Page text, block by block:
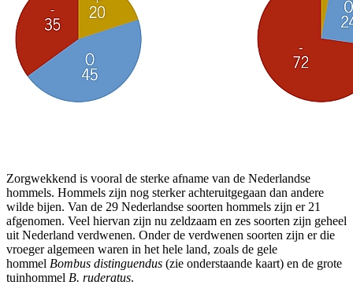
Zorgwekkend is vooral de sterke afname van de Nederlandse
hommels. Hommels zijn nog sterker achteruitgegaan dan andere
wilde bijen. Van de 29 Nederlandse soorten hommels zijn er 21
afgenomen. Veel hiervan zijn nu zeldzaam en zes soorten zijn geheel
uit Nederland verdwenen. Onder de verdwenen soorten zijn er die
vroeger algemeen waren in het hele land, zoals de gele
hommel Bombus distinguendus (zie onderstaande kaart) en de grote
tuinhommel B. ruderatus.